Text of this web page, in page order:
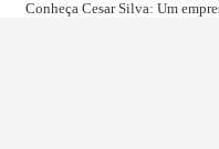
Conheça Cesar Silva: Um